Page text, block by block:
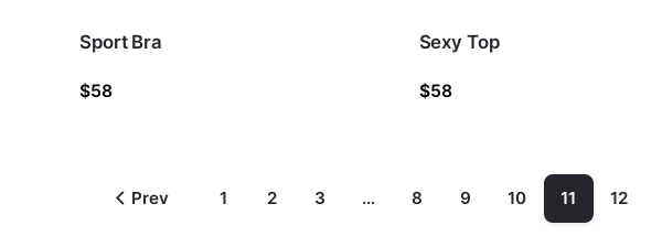
Sport Bra
$58
Sexy Top
$58
Prev 1 2 3 … 8 9 10 11 12